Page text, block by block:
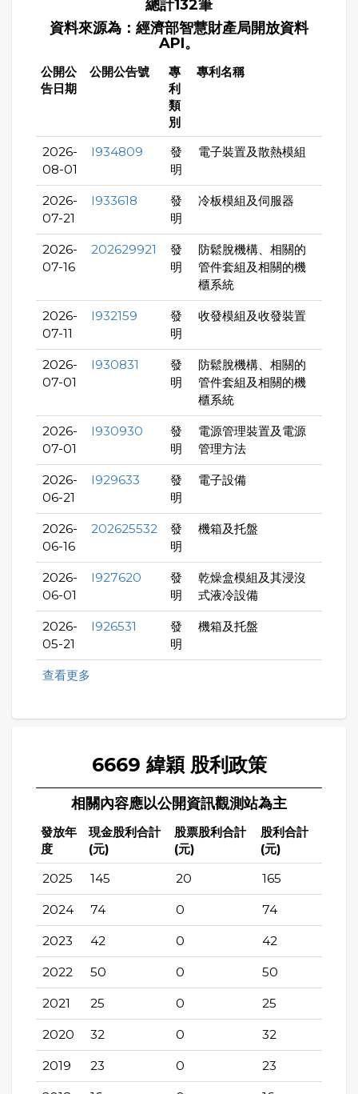
總計132筆
資料來源為：經濟部智慧財產局開放資料
API。
公開公
告日期
公開公告號
專
利
類
別
專利名稱
2026-
08-01
I934809
發
明
電子裝置及散熱模組
2026-
07-21
I933618
發
明
冷板模組及伺服器
2026-
07-16
202629921
發
明
防鬆脫機構、相關的
管件套組及相關的機
櫃系統
2026-
07-11
I932159
發
明
收發模組及收發裝置
2026-
07-01
I930831
發
明
防鬆脫機構、相關的
管件套組及相關的機
櫃系統
2026-
07-01
I930930
發
明
電源管理裝置及電源
管理方法
2026-
06-21
I929633
發
明
電子設備
2026-
06-16
202625532
發
明
機箱及托盤
2026-
06-01
I927620
發
明
乾燥盒模組及其浸沒
式液冷設備
2026-
05-21
I926531
發
明
機箱及托盤
查看更多
6669 緯穎 股利政策
相關內容應以公開資訊觀測站為主
發放年
度
現金股利合計
(元)
股票股利合計
(元)
股利合計
(元)
2025 145 20 165
2024 74 0 74
2023 42 0 42
2022 50 0 50
2021 25 0 25
2020 32 0 32
2019 23 0 23